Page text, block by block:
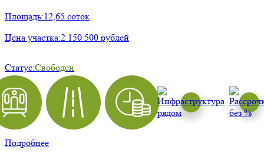
Площадь:12,65 соток
Цена участка:2 150 500 рублей
Статус:Свободен
Подробнее